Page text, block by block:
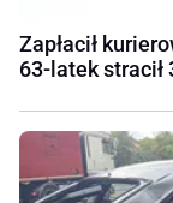
Zapłacił
63-latek stracił